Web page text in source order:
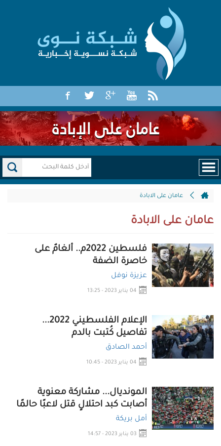
عامان على الابادة
عامان على الابادة
فلسطين 2022م.. ألغامٌ على
خاصرة الضفة
عزيزة نوفل
04 يناير 2023 - 13:25
الإعلام الفلسطيني 2022...
تفاصيل كُتبت بالدم
أحمد الصادق
04 يناير 2023 - 10:45
المونديال... مشاركة معنوية
أصابت كبد احتلالٍ قتل لاعبًا حالمًا
أمل بريكة
03 يناير 2023 - 14:57